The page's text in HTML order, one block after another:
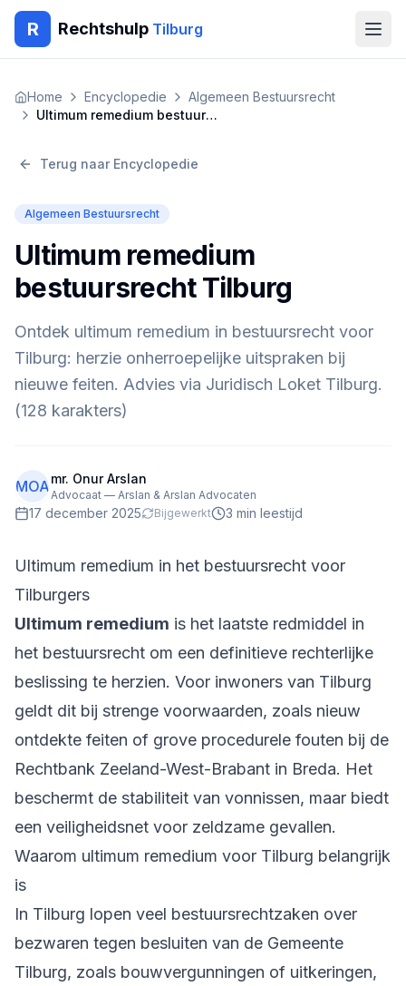
R Rechtshulp Tilburg
Home
🇸🇦 العربية 🇵🇱 Polski 🇧🇬
Български
🇷🇴
Română
Gratis Advies
Home Encyclopedie
Algemeen Bestuursrecht
Ultimum remedium bestuursrecht Tilburg
Terug naar Encyclopedie
Algemeen Bestuursrecht
Ultimum remedium
bestuursrecht Tilburg
Ontdek ultimum remedium in bestuursrecht voor
Tilburg: herzie onherroepelijke uitspraken bij
nieuwe feiten. Advies via Juridisch Loket Tilburg.
(128 karakters)
MOAmr. Onur Arslan
Advocaat — Arslan & Arslan Advocaten
17 december 2025 Bijgewerkt 3 min leestijd
Ultimum remedium in het bestuursrecht voor
Tilburgers
Ultimum remedium is het laatste redmiddel in
het bestuursrecht om een definitieve rechterlijke
beslissing te herzien. Voor inwoners van Tilburg
geldt dit bij strenge voorwaarden, zoals nieuw
ontdekte feiten of grove procedurele fouten bij de
Rechtbank Zeeland-West-Brabant in Breda. Het
beschermt de stabiliteit van vonnissen, maar biedt
een veiligheidsnet voor zeldzame gevallen.
Waarom ultimum remedium voor Tilburg belangrijk
is
In Tilburg lopen veel bestuursrechtzaken over
bezwaren tegen besluiten van de Gemeente
Tilburg, zoals bouwvergunningen of uitkeringen,